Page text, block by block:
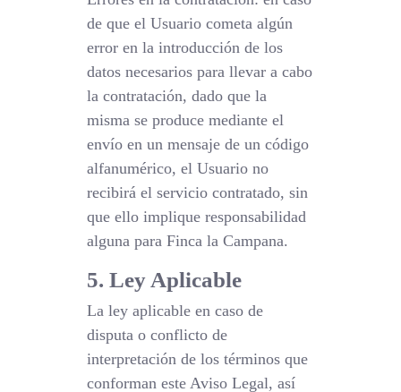
de que el Usuario cometa algún
error en la introducción de los
datos necesarios para llevar a cabo
la contratación, dado que la
misma se produce mediante el
envío en un mensaje de un código
alfanumérico, el Usuario no
recibirá el servicio contratado, sin
que ello implique responsabilidad
alguna para Finca la Campana.
5. Ley Aplicable
La ley aplicable en caso de
disputa o conflicto de
interpretación de los términos que
conforman este Aviso Legal, así